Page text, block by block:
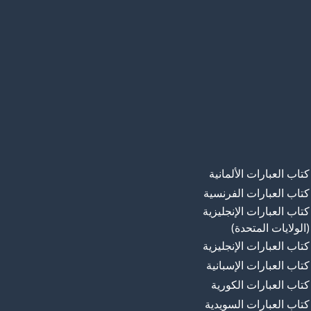
كتاب العبارات الألمانية
كتاب العبارات الفرنسية
كتاب العبارات الإنجليزية
(الولايات المتحدة)
كتاب العبارات الإنجليزية
كتاب العبارات الإسبانية
كتاب العبارات الكورية
كتاب العبارات السويدية